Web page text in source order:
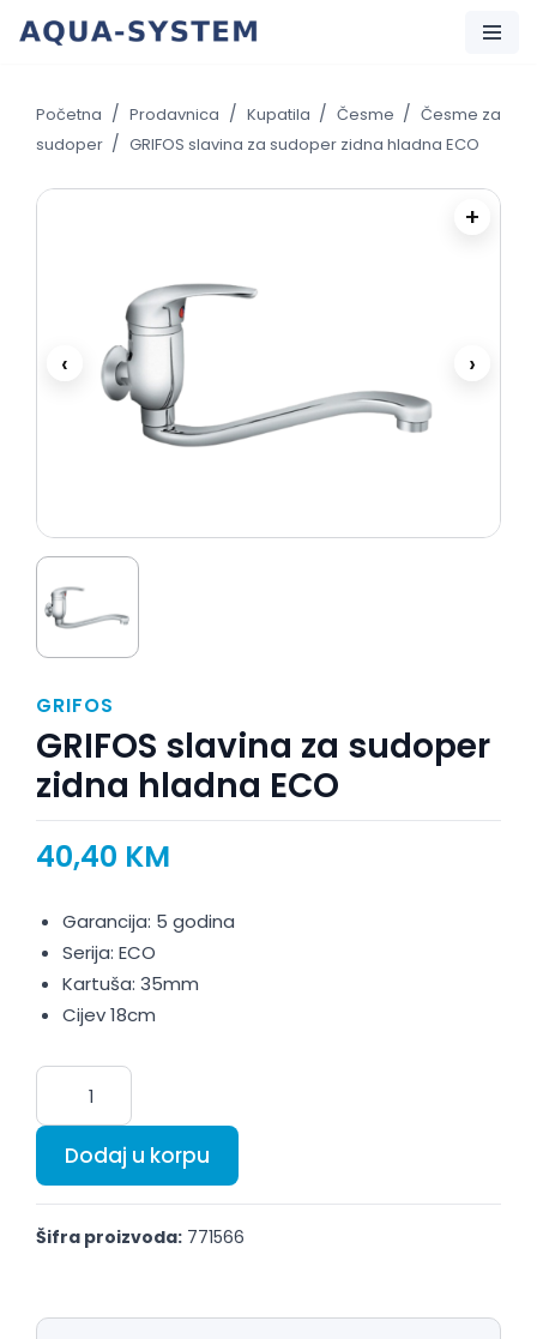
content
Početna / Prodavnica / Kupatila / Česme / Česme za
sudoper / GRIFOS slavina za sudoper zidna hladna ECO
‹
+
›
GRIFOS
GRIFOS slavina za sudoper
zidna hladna ECO
40,40 KM
Garancija: 5 godina
Serija: ECO
Kartuša: 35mm
Cijev 18cm
Dodaj u korpu
Šifra proizvoda: 771566